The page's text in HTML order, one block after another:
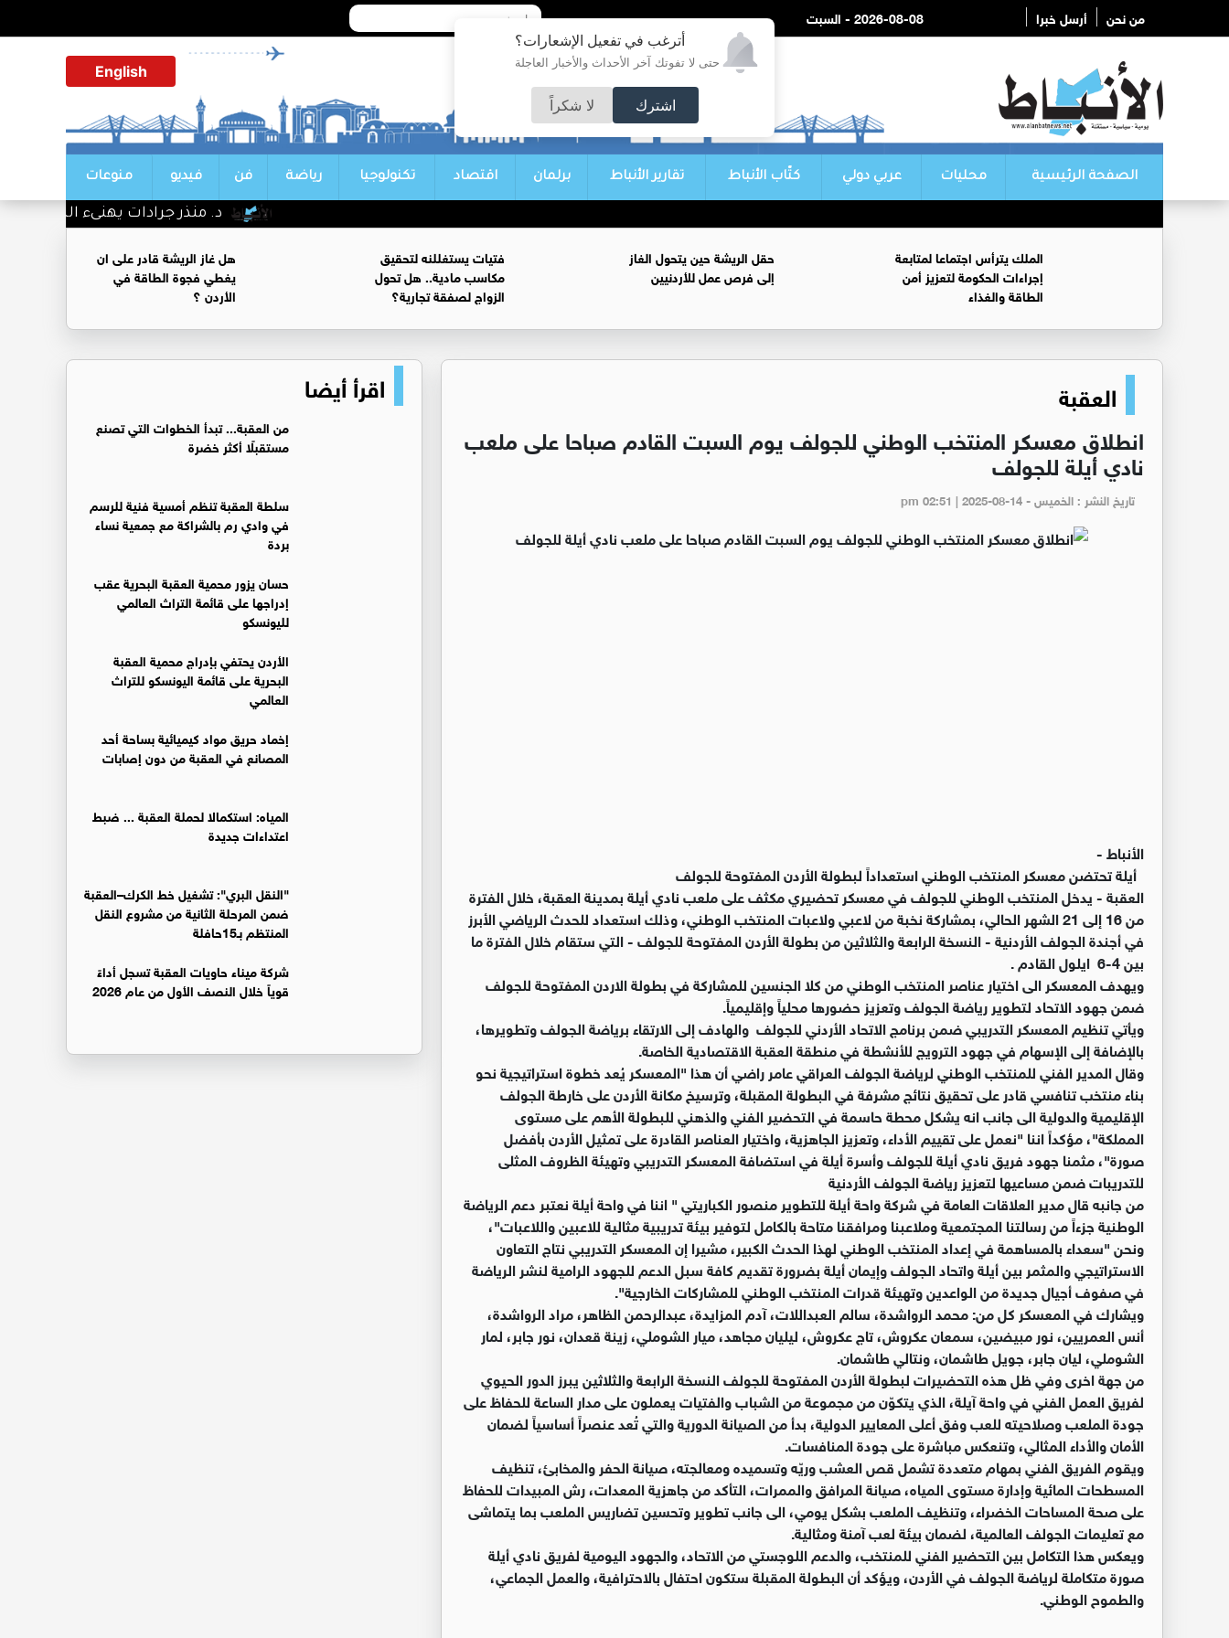
أترغب في تفعيل الإشعارات؟
حتى لا تفوتك آخر الأحداث والأخبار العاجلة
اشترك لا شكراً
من نحن أرسل خبرا 2026-08-08 - السبت
English
الصفحة الرئيسية محليات عربي دولي كتّاب الأنباط تقارير الأنباط برلمان اقتصاد تكنولوجيا رياضة فن فيديو منوعات
د. منذر جرادات يهنىء الشيخ سليمان
الملك يترأس اجتماعا لمتابعة
إجراءات الحكومة لتعزيز أمن
الطاقة والغذاء
حقل الريشة حين يتحول الغاز
إلى فرص عمل للأردنيين
فتيات يستغللنه لتحقيق
مكاسب مادية.. هل تحول
الزواج لصفقة تجارية؟
هل غاز الريشة قادر على ان
يغطي فجوة الطاقة في
الأردن ؟
العقبة
انطلاق معسكر المنتخب الوطني للجولف يوم السبت القادم صباحا على ملعب
نادي أيلة للجولف
تاريخ النشر : الخميس - pm 02:51 | 2025-08-14
الأنباط -
أيلة تحتضن معسكر المنتخب الوطني استعداداً لبطولة الأردن المفتوحة للجولف
العقبة - يدخل المنتخب الوطني للجولف في معسكر تحضيري مكثف على ملعب نادي أيلة ‏بمدينة العقبة، خلال الفترة
من 16 إلى 21 الشهر الحالي، بمشاركة نخبة من لاعبي ولاعبات ‏المنتخب الوطني، وذلك استعداد للحدث الرياضي الأبرز
في أجندة الجولف الأردنية - النسخة ‏الرابعة والثلاثين من بطولة الأردن المفتوحة للجولف - التي ستقام خلال الفترة ما
بين 4-6 ‏ايلول القادم .‏
ويهدف المعسكر الى اختيار عناصر المنتخب الوطني من كلا الجنسين للمشاركة في بطولة ‏الاردن المفتوحة للجولف
ضمن جهود الاتحاد لتطوير رياضة الجولف وتعزيز حضورها محلياً ‏وإقليمياً.‏
ويأتي تنظيم المعسكر التدريبي ضمن برنامج الاتحاد الأردني للجولف والهادف ‏إلى الارتقاء برياضة الجولف وتطويرها،
بالإضافة إلى الإسهام في جهود الترويج للأنشطة في ‏منطقة العقبة الاقتصادية الخاصة‎.‎
وقال المدير الفني للمنتخب الوطني لرياضة الجولف العراقي عامر راضي أن هذا "المعسكر ‏يُعد خطوة استراتيجية نحو
بناء منتخب تنافسي قادر على تحقيق نتائج مشرفة في البطولة ‏المقبلة، وترسيخ مكانة الأردن على خارطة الجولف
الإقليمية والدولية الى جانب انه يشكل ‏محطة حاسمة في التحضير الفني والذهني للبطولة الأهم على مستوى
المملكة"، مؤكداً اننا ‏‏"نعمل على تقييم الأداء، وتعزيز الجاهزية، واختيار العناصر القادرة على تمثيل الأردن بأفضل
‏صورة"، مثمنا جهود فريق نادي أيلة للجولف وأسرة أيلة في استضافة المعسكر التدريبي ‏وتهيئة الظروف المثلى
للتدريبات ضمن مساعيها لتعزيز رياضة الجولف الأردنية ‏
من جانبه قال مدير العلاقات العامة في شركة واحة أيلة للتطوير منصور الكباريتي " اننا في ‏واحة أيلة نعتبر دعم الرياضة
الوطنية جزءاً من رسالتنا المجتمعية وملاعبنا ومرافقنا متاحة ‏بالكامل لتوفير بيئة تدريبية مثالية للاعبين واللاعبات"،
ونحن "سعداء بالمساهمة في إعداد ‏المنتخب الوطني لهذا الحدث الكبير، مشيرا إن المعسكر التدريبي نتاج التعاون
الاستراتيجي ‏والمثمر بين أيلة واتحاد الجولف وإيمان أيلة بضرورة تقديم كافة سبل الدعم للجهود الرامية ‏لنشر الرياضة
في صفوف أجيال جديدة من الواعدين وتهيئة قدرات المنتخب الوطني ‏للمشاركات الخارجية".‏
ويشارك في المعسكر كل من: محمد الرواشدة، سالم العبداللات، آدم المزايدة، عبدالرحمن الظاهر، ‏مراد الرواشدة،
أنس العمريين، نور مبيضين، سمعان عكروش، تاج عكروش، ليليان مجاهد، ‏ميار الشوملي، زينة قعدان، نور جابر، لمار
الشوملي، ليان جابر، جويل طاشمان، ونتالي ‏طاشمان.‏
من جهة اخرى وفي ظل هذه التحضيرات لبطولة الأردن المفتوحة للجولف النسخة الرابعة ‏والثلاثين يبرز الدور الحيوي
لفريق العمل الفني في واحة آيلة، الذي يتكوّن من مجموعة من ‏الشباب والفتيات يعملون على مدار الساعة للحفاظ على
جودة الملعب وصلاحيته للعب وفق ‏أعلى المعايير الدولية، بدأ من الصيانة الدورية والتي تُعد عنصراً أساسياً لضمان
الأمان والأداء ‏المثالي، وتنعكس مباشرة على جودة المنافسات.‏
ويقوم الفريق الفني بمهام متعددة تشمل قص العشب وريّه وتسميده ومعالجته، صيانة الحفر ‏والمخابئ، تنظيف
المسطحات المائية وإدارة مستوى المياه، صيانة المرافق والممرات، التأكد ‏من جاهزية المعدات، رش المبيدات للحفاظ
على صحة المساحات الخضراء، وتنظيف الملعب ‏بشكل يومي، الى جانب تطوير وتحسين تضاريس الملعب بما يتماشى
مع تعليمات الجولف ‏العالمية، لضمان بيئة لعب آمنة ومثالية.‏
ويعكس هذا التكامل بين التحضير الفني للمنتخب، والدعم اللوجستي من الاتحاد، والجهود ‏اليومية لفريق نادي أيلة
صورة متكاملة لرياضة الجولف في الأردن، ويؤكد أن البطولة المقبلة ‏ستكون احتفال بالاحترافية، والعمل الجماعي،
والطموح الوطني.‏
اقرأ أيضا
من العقبة... تبدأ الخطوات التي تصنع
مستقبلًا أكثر خضرة
سلطة العقبة تنظم أمسية فنية للرسم
في وادي رم بالشراكة مع جمعية نساء
بردة
حسان يزور محمية العقبة البحرية عقب
إدراجها على قائمة التراث العالمي
لليونسكو
الأردن يحتفي بإدراج محمية العقبة
البحرية على قائمة اليونسكو للتراث
العالمي
إخماد حريق مواد كيميائية بساحة أحد
المصانع في العقبة من دون إصابات
المياه: استكمالا لحملة العقبة ... ضبط
اعتداءات جديدة
"النقل البري": تشغيل خط الكرك–العقبة
ضمن المرحلة الثانية من مشروع النقل
المنتظم بـ15حافلة
شركة ميناء حاويات العقبة تسجل أداءً
قوياً خلال النصف الأول من عام 2026